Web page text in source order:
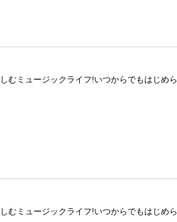
むミュージックライフ!いつからでもはじめ
むミュージックライフ!いつからでもはじめ